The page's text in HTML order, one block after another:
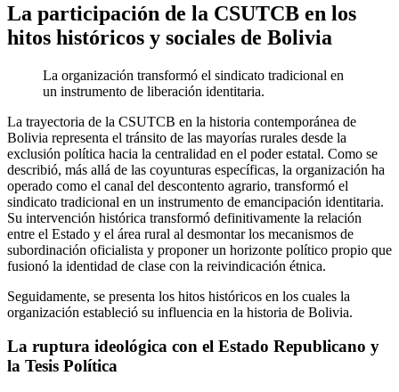
La participación de la CSUTCB en los
hitos históricos y sociales de Bolivia
La organización transformó el sindicato tradicional en
un instrumento de liberación identitaria.
La trayectoria de la CSUTCB en la historia contemporánea de
Bolivia representa el tránsito de las mayorías rurales desde la
exclusión política hacia la centralidad en el poder estatal. Como se
describió, más allá de las coyunturas específicas, la organización ha
operado como el canal del descontento agrario, transformó el
sindicato tradicional en un instrumento de emancipación identitaria.
Su intervención histórica transformó definitivamente la relación
entre el Estado y el área rural al desmontar los mecanismos de
subordinación oficialista y proponer un horizonte político propio que
fusionó la identidad de clase con la reivindicación étnica.
Seguidamente, se presenta los hitos históricos en los cuales la
organización estableció su influencia en la historia de Bolivia.
La ruptura ideológica con el Estado Republicano y
la Tesis Política